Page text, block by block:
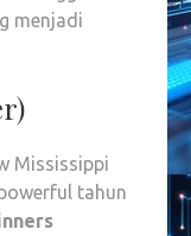
menjadi
Mississippi
tahun